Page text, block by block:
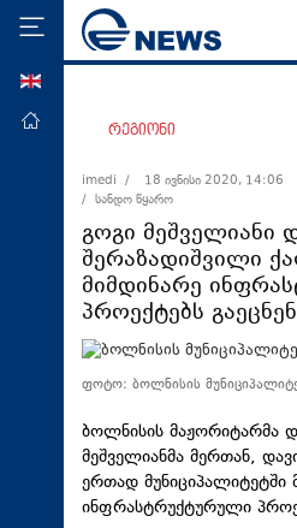
მთავარი
ეკონომიკა
მსოფლიო
ჯანდაცვა
საზოგადოება
სამართალი
რეგიონი
კულტურა
სპორტი
რეგიონი
imedi /
18 ივნისი 2020, 14:06
/ სანდო წყარო
გოგი მეშველიანი
შერაზადიშვილი
მიმდინარე
პროექტებს გაეცნენ
ფოტო: ბოლნისის
ბოლნისის მაჟორიტარმა
მეშველიანმა მერთან,
ერთად მუნიციპალიტეტში
ინფრასტრუქტურული